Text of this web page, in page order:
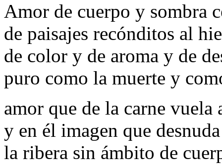
Amor de cuerpo y sombra
de paisajes recónditos al
de color y de aroma y de
puro como la muerte y
amor que de la carne vuela
y en él imagen que
la ribera sin ámbito de